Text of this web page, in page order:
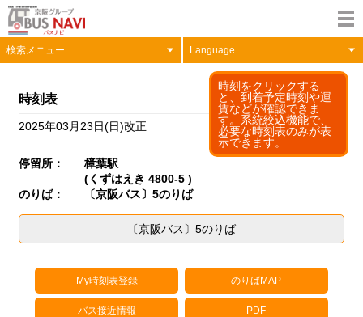
検索メニュー Language
時刻をクリックする
と、到着予定時刻や運
賃などが確認できま
す。系統絞込機能で、
必要な時刻表のみが表
示できます。
時刻表
2025年03月23日(日)改正
停留所：
樟葉駅
(くずはえき 4800-5 )
のりば：
〔京阪バス〕5のりば
〔京阪バス〕5のりば
My時刻表登録 のりばMAP
バス接近情報 PDF